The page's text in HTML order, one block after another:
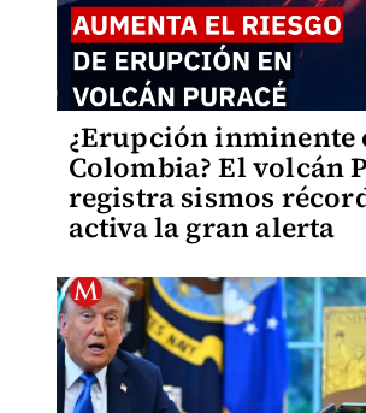
¿Erupción inminente
Colombia? El volcán
registra sismos
activa la gran alerta